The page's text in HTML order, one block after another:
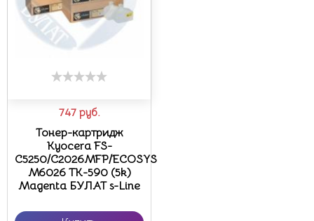
747 руб.
Тонер-картридж
Kyocera FS-
C5250/C2026MFP/ECOSYS
M6026 TK-590 (5k)
Magenta БУЛАТ s-Line